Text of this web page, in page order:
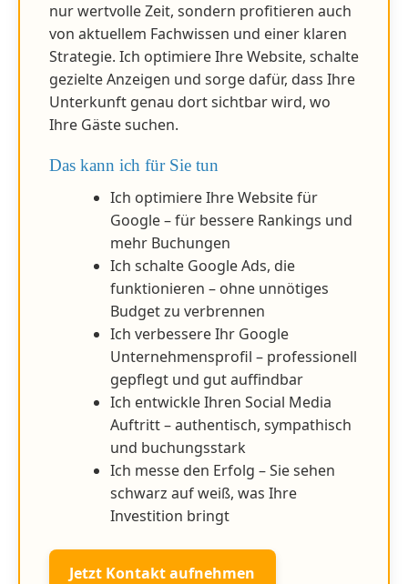
nur wertvolle Zeit, sondern profitieren auch
von aktuellem Fachwissen und einer klaren
Strategie. Ich optimiere Ihre Website, schalte
gezielte Anzeigen und sorge dafür, dass Ihre
Unterkunft genau dort sichtbar wird, wo
Ihre Gäste suchen.
Das kann ich für Sie tun
Ich optimiere Ihre Website für
Google – für bessere Rankings und
mehr Buchungen
Ich schalte Google Ads, die
funktionieren – ohne unnötiges
Budget zu verbrennen
Ich verbessere Ihr Google
Unternehmensprofil – professionell
gepflegt und gut auffindbar
Ich entwickle Ihren Social Media
Auftritt – authentisch, sympathisch
und buchungsstark
Ich messe den Erfolg – Sie sehen
schwarz auf weiß, was Ihre
Investition bringt
Jetzt Kontakt aufnehmen